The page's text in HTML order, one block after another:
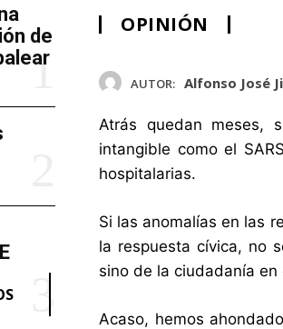
de
OPINIÓN
AUTOR: Alfonso José
Atrás quedan meses,
intangible como el
hospitalarias.
Si las anomalías en las
la respuesta cívica, no
sino de la ciudadanía
Acaso, hemos